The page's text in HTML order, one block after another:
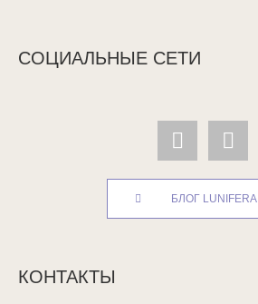
СОЦИАЛЬНЫЕ СЕТИ
БЛОГ LUNIFERA
КОНТАКТЫ